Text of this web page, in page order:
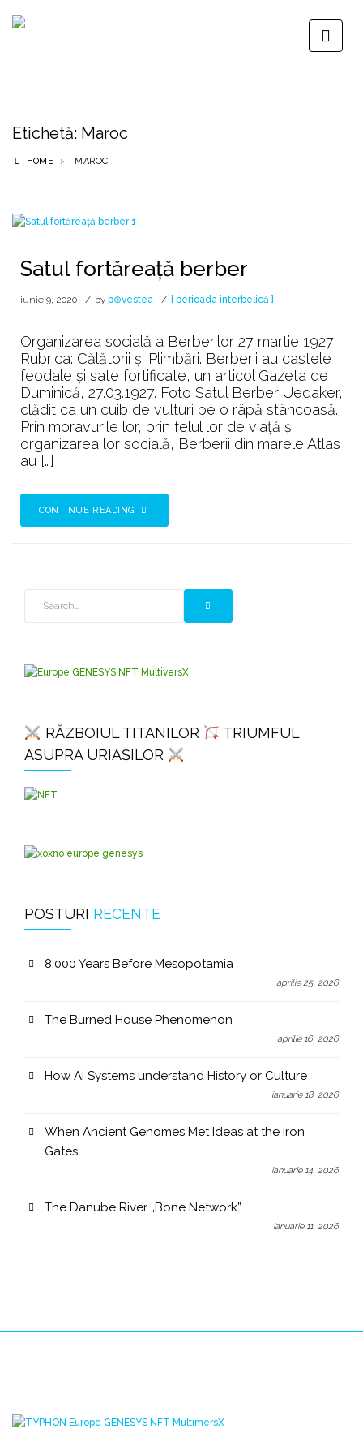
Etichetă: Maroc
HOME MAROC
Satul fortăreață berber
iunie 9, 2020 by p⊕vestea [ perioada interbelică ]
Organizarea socială a Berberilor 27 martie 1927
Rubrica: Călătorii și Plimbări. Berberii au castele
feodale și sate fortificate, un articol Gazeta de
Duminică, 27.03.1927. Foto Satul Berber Uedaker,
clădit ca un cuib de vulturi pe o râpă stâncoasă.
Prin moravurile lor, prin felul lor de viață și
organizarea lor socială, Berberii din marele Atlas
au […]
CONTINUE READING
RĂZBOIUL TITANILOR
TRIUMFUL
ASUPRA URIAȘILOR
POSTURI RECENTE
8,000 Years Before Mesopotamia
aprilie 25, 2026
The Burned House Phenomenon
aprilie 16, 2026
How AI Systems understand History or Culture
ianuarie 18, 2026
When Ancient Genomes Met Ideas at the Iron
Gates
ianuarie 14, 2026
The Danube River „Bone Network”
ianuarie 11, 2026